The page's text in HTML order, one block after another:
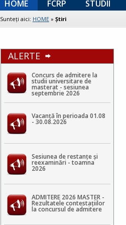
HOME FCRP STUDII
Sunteţi aici: HOME» Ştiri
ALERTE
Concurs de admitere la
studii universitare de
masterat - sesiunea
septembrie 2026
Vacanță în perioada 01.08
- 30.08.2026
Sesiunea de restanțe și
reexaminări - toamna
2026
ADMITERE 2026 MASTER -
Rezultatele contestaţiilor
la concursul de admitere